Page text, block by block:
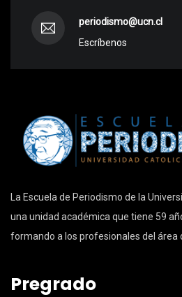
periodismo@ucn.cl
Escríbenos
La Escuela de Periodismo de la
una unidad académica que tiene 59
formando a los profesionales del área
Pregrado